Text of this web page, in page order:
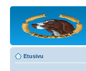
Etusivu